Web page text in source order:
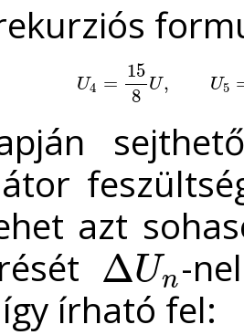
U4 =
15
8
U, U5
U4 =158U,U 16 U
azt
ΔUn
ΔUn
-
írható fel: